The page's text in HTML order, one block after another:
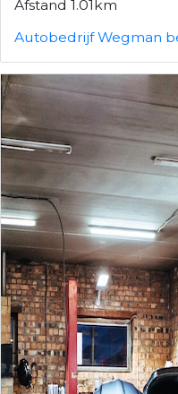
Afstand 1.01km
Autobedrijf Wegman